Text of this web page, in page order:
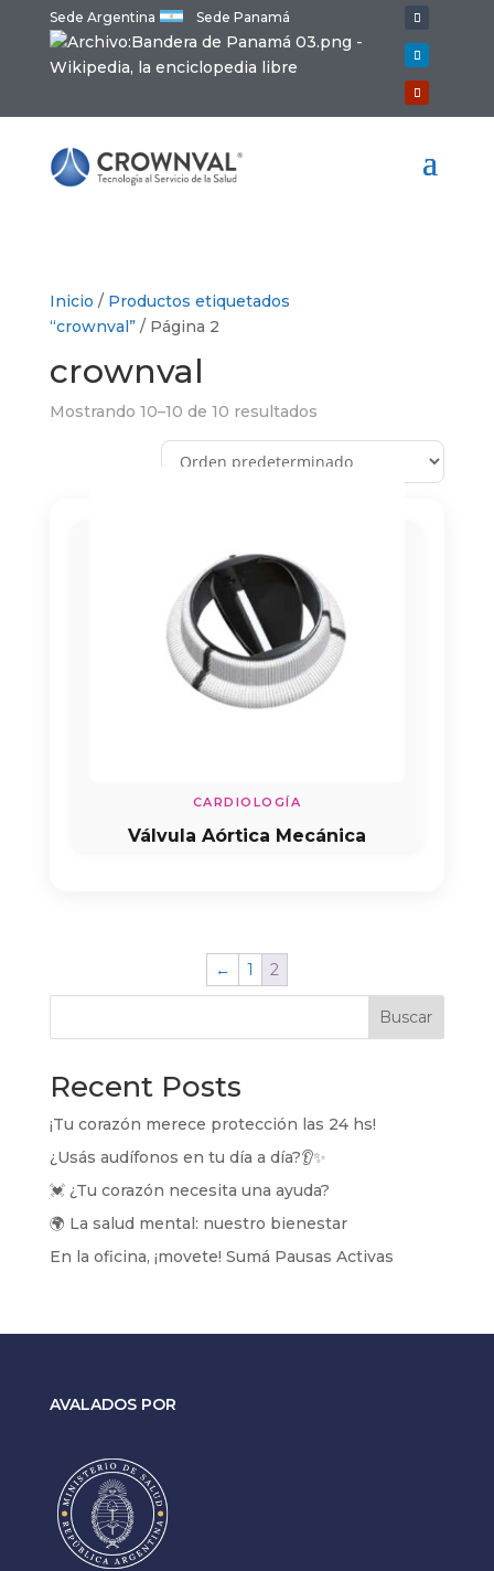
Sede Argentina Sede Panamá
Inicio / Productos etiquetados
“crownval”/ Página 2
crownval
Mostrando 10–10 de 10 resultados
CARDIOLOGÍA
Válvula Aórtica Mecánica
← 1 2
Buscar
Recent Posts
¡Tu corazón merece protección las 24 hs!
¿Usás audífonos en tu día a día?👂✨
💓 ¿Tu corazón necesita una ayuda?
🌍 La salud mental: nuestro bienestar
En la oficina, ¡movete! Sumá Pausas Activas
AVALADOS POR